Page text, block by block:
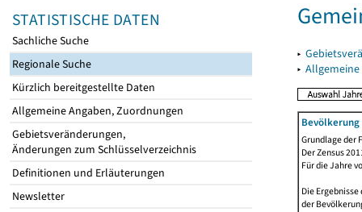
STATISTISCHE DATEN
Sachliche Suche
Regionale Suche
Kürzlich bereitgestellte Daten
Allgemeine Angaben, Zuordnungen
Gebietsveränderungen,
Änderungen zum Schlüsselverzeichnis
Definitionen und Erläuterungen
Newsletter
▸
▸
Grundlage der
Der Zensus
Für die Jahre
Die
der